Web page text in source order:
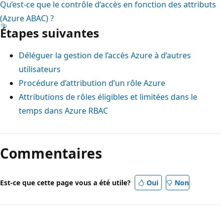
Qu’est-ce que le contrôle d’accès en fonction des attributs
(Azure ABAC) ?
Étapes suivantes
Déléguer la gestion de l’accès Azure à d’autres
utilisateurs
Procédure d’attribution d’un rôle Azure
Attributions de rôles éligibles et limitées dans le
temps dans Azure RBAC
Commentaires
Est-ce que cette page vous a été utile? Oui Non